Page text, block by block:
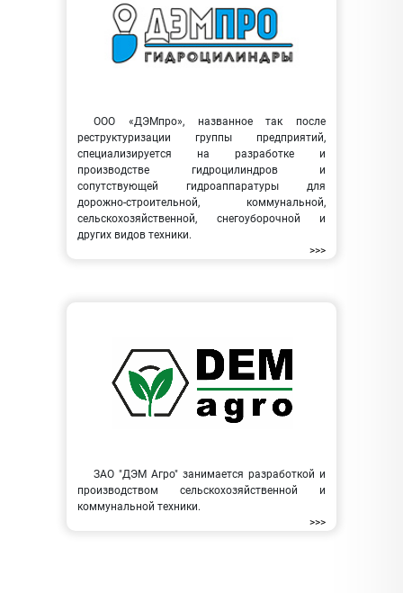
ООО «ДЭМпро», названное так после
реструктуризации группы предприятий,
специализируется на разработке и
производстве гидроцилиндров и
сопутствующей гидроаппаратуры для
дорожно-строительной, коммунальной,
сельскохозяйственной, снегоуборочной и
других видов техники.
>>>
ЗАО "ДЭМ Агро" занимается разработкой и
производством сельскохозяйственной и
коммунальной техники.
>>>